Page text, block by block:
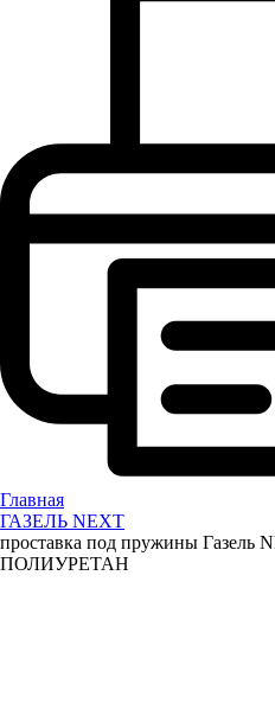
Главная
ГАЗЕЛЬ NEXT
проставка под пружины Газель
ПОЛИУРЕТАН